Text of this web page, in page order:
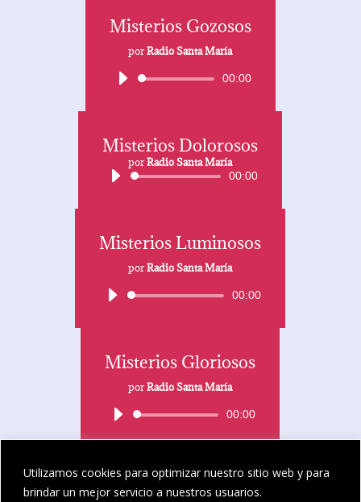
Utilizamos cookies para optimizar nuestro sitio web y para
brindar un mejor servicio a nuestros usuarios.
Misterios Gozosos
porRadio Santa María
Reproductor
00:00
Misterios Dolorosos
porRadio Santa María
Reproductor
audio
00:00
Misterios Luminosos
porRadio Santa María
Reproductor00:00
Misterios Gloriosos
porRadio Santa María
Reproductor
00:00
Contacto